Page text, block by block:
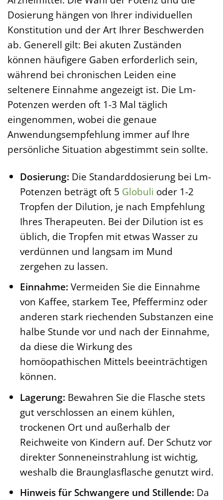
Dosierung hängen von Ihrer individuellen
Konstitution und der Art Ihrer Beschwerden
ab. Generell gilt: Bei akuten Zuständen
können häufigere Gaben erforderlich sein,
während bei chronischen Leiden eine
seltenere Einnahme angezeigt ist. Die Lm-
Potenzen werden oft 1-3 Mal täglich
eingenommen, wobei die genaue
Anwendungsempfehlung immer auf Ihre
persönliche Situation abgestimmt sein sollte.
Dosierung: Die Standarddosierung bei Lm-
Potenzen beträgt oft 5 Globuli oder 1-2
Tropfen der Dilution, je nach Empfehlung
Ihres Therapeuten. Bei der Dilution ist es
üblich, die Tropfen mit etwas Wasser zu
verdünnen und langsam im Mund
zergehen zu lassen.
Einnahme: Vermeiden Sie die Einnahme
von Kaffee, starkem Tee, Pfefferminz oder
anderen stark riechenden Substanzen eine
halbe Stunde vor und nach der Einnahme,
da diese die Wirkung des
homöopathischen Mittels beeinträchtigen
können.
Lagerung: Bewahren Sie die Flasche stets
gut verschlossen an einem kühlen,
trockenen Ort und außerhalb der
Reichweite von Kindern auf. Der Schutz vor
direkter Sonneneinstrahlung ist wichtig,
weshalb die Braunglasflasche genutzt wird.
Hinweis für Schwangere und Stillende: Da